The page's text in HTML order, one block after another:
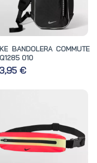
BANDOLERA COMMUTE
010
€